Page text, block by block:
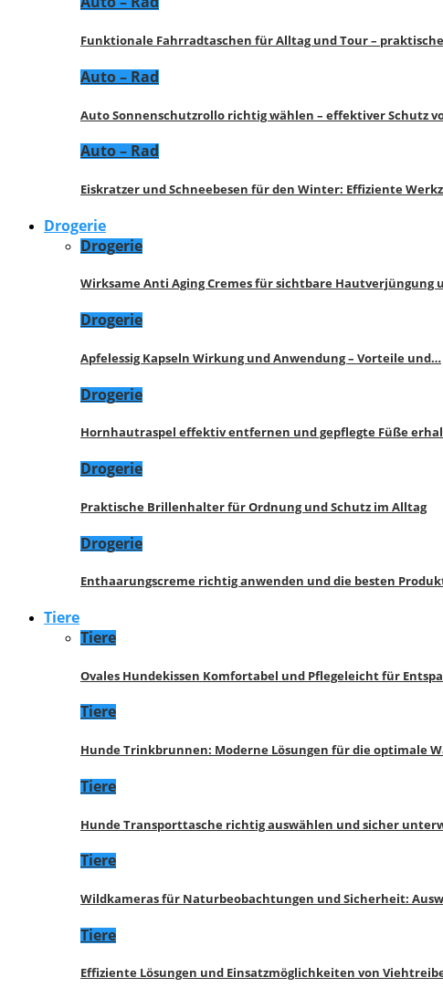
Funktionale Fahrradtaschen für Alltag und Tour –
Auto – Rad
Auto Sonnenschutzrollo richtig wählen – effektiver Schutz
Auto – Rad
Eiskratzer und Schneebesen für den Winter: Effiziente
Drogerie
Drogerie
Wirksame Anti Aging Cremes für sichtbare Hautverjüngung
Drogerie
Apfelessig Kapseln Wirkung und Anwendung – Vorteile und…
Drogerie
Hornhautraspel effektiv entfernen und gepflegte Füße
Drogerie
Praktische Brillenhalter für Ordnung und Schutz im Alltag
Drogerie
Enthaarungscreme richtig anwenden und die besten
Tiere
Tiere
Ovales Hundekissen Komfortabel und Pflegeleicht für
Tiere
Hunde Trinkbrunnen: Moderne Lösungen für die optimale
Tiere
Hunde Transporttasche richtig auswählen und sicher
Tiere
Wildkameras für Naturbeobachtungen und Sicherheit:
Tiere
Effiziente Lösungen und Einsatzmöglichkeiten von